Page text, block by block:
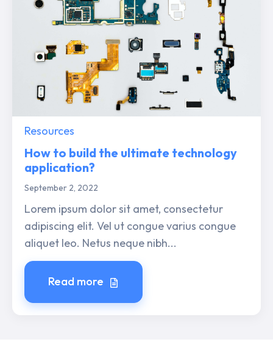
Resources
How to build the ultimate technology
application?
September 2, 2022
Lorem ipsum dolor sit amet, consectetur
adipiscing elit. Vel ut congue varius congue
aliquet leo. Netus neque nibh...
Read more